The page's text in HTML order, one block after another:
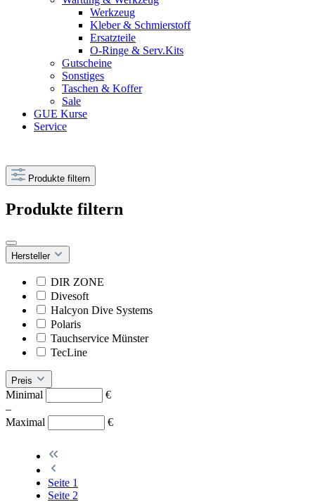
Werkzeug
Kleber & Schmierstoff
Ersatzteile
O-Ringe & Serv.Kits
Gutscheine
Sonstiges
Taschen & Koffer
Sale
GUE Kurse
Service
Produkte filtern
Produkte filtern
Hersteller
DIR ZONE
Divesoft
Halcyon Dive Systems
Polaris
Tauchservice Münster
TecLine
Preis
Minimal
€
–
Maximal
€
Seite 1
Seite 2